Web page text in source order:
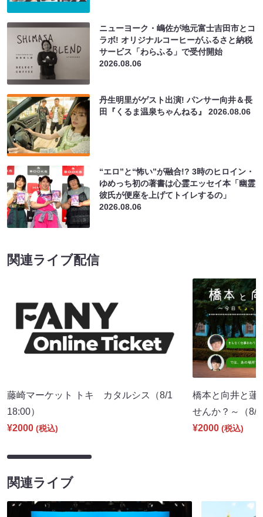
ニューヨーク・嶋佐が地元富士吉田市とコ
ラボ! オリジナルコーヒーがふるさと納税
サービス「わらふる」で受付開始
2026.08.06
丹生明里がゲスト出演! パンサー向井＆長
田『くるま温泉ちゃんねる』2026.08.06
“エロ”と“怖い”が融合!? 3時のヒロイン・
ゆめっち初の著書は心霊エッセイ本「幽霊
彼氏が便座を上げてトイレするの」
2026.08.06
関連ライブ配信
藤崎マーケット トキ カタルシス（8/1
18:00）
¥2000 (税込)
橋本と向井と蓮
せんか？～（
¥2000 (税込)
関連ライブ